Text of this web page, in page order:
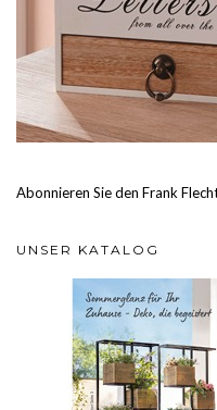
Abonnieren Sie den Frank
UNSER KATALOG